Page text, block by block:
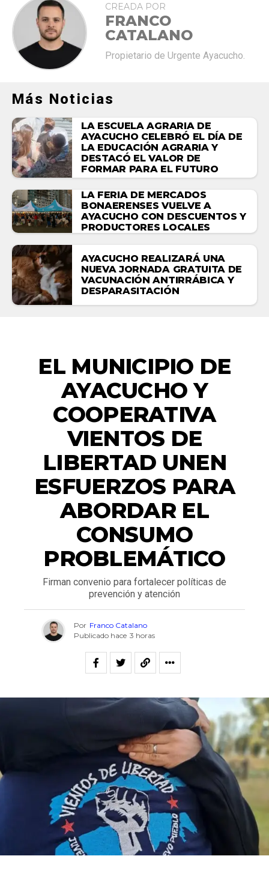
CREADA POR
FRANCO
CATALANO
Propietario de Urgente Ayacucho.
Más Noticias
LA ESCUELA AGRARIA DE
AYACUCHO CELEBRÓ EL DÍA DE
LA EDUCACIÓN AGRARIA Y
DESTACÓ EL VALOR DE
FORMAR PARA EL FUTURO
LA FERIA DE MERCADOS
BONAERENSES VUELVE A
AYACUCHO CON DESCUENTOS Y
PRODUCTORES LOCALES
AYACUCHO REALIZARÁ UNA
NUEVA JORNADA GRATUITA DE
VACUNACIÓN ANTIRRÁBICA Y
DESPARASITACIÓN
EL MUNICIPIO DE
AYACUCHO Y
COOPERATIVA
VIENTOS DE
LIBERTAD UNEN
ESFUERZOS PARA
ABORDAR EL
CONSUMO
PROBLEMÁTICO
Firman convenio para fortalecer políticas de
prevención y atención
Por Franco Catalano
Publicado hace 3 horas